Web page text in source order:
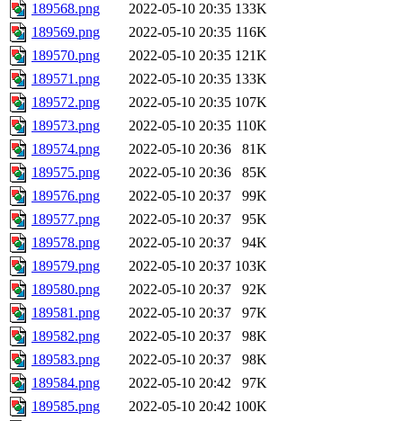
189568.png
2022-05-10 20:35 133K
189569.png
2022-05-10 20:35 116K
189570.png
2022-05-10 20:35 121K
189571.png
2022-05-10 20:35 133K
189572.png
2022-05-10 20:35 107K
189573.png
2022-05-10 20:35 110K
189574.png
2022-05-10 20:36
81K
189575.png
2022-05-10 20:36
85K
189576.png
2022-05-10 20:37
99K
189577.png
2022-05-10 20:37
95K
189578.png
2022-05-10 20:37
94K
189579.png
2022-05-10 20:37 103K
189580.png
2022-05-10 20:37
92K
189581.png
2022-05-10 20:37
97K
189582.png
2022-05-10 20:37
98K
189583.png
2022-05-10 20:37
98K
189584.png
2022-05-10 20:42
97K
189585.png
2022-05-10 20:42 100K